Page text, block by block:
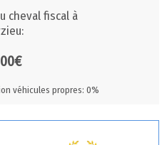
cheval fiscal à
véhicules propres: 0%